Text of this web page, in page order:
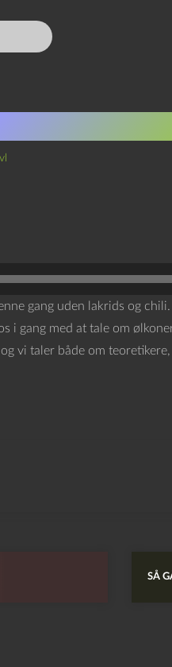
gang uden lakrids og
i gang med at tale om
vi taler både om
SÅ